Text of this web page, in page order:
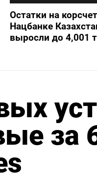
Остатки на
Нацбанке
выросли до 4,001
за